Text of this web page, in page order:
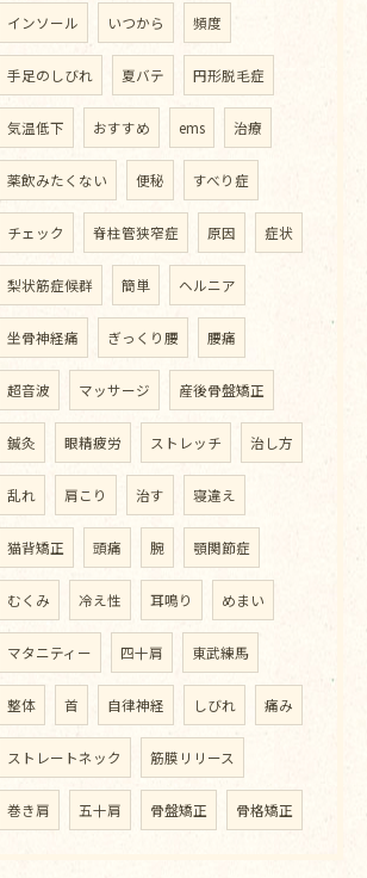
インソール いつから 頻度
手足のしびれ 夏バテ 円形脱毛症
気温低下 おすすめ ems 治療
薬飲みたくない 便秘 すべり症
チェック 脊柱管狭窄症 原因 症状
梨状筋症候群 簡単 ヘルニア
坐骨神経痛 ぎっくり腰 腰痛
超音波 マッサージ 産後骨盤矯正
鍼灸 眼精疲労 ストレッチ 治し方
乱れ 肩こり 治す 寝違え
猫背矯正 頭痛 腕 顎関節症
むくみ 冷え性 耳鳴り めまい
マタニティー 四十肩 東武練馬
整体 首 自律神経 しびれ 痛み
ストレートネック 筋膜リリース
巻き肩 五十肩 骨盤矯正 骨格矯正